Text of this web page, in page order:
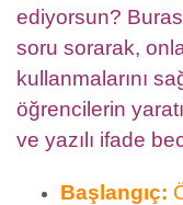
ediyorsun?
soru sorarak,
kullanmalarını
öğrencilerin
ve yazılı ifade
Başlangıç: